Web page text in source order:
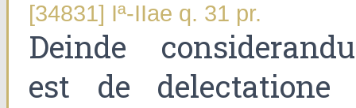
[34831] Iª-IIae q. 31 pr.
Deinde
est de delectatione